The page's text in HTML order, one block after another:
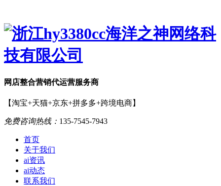
网店整合营销代运营服务商
【淘宝+天猫+京东+拼多多+跨境电商】
免费咨询热线： 135-7545-7943
首页
关于我们
ai资讯
ai动态
联系我们